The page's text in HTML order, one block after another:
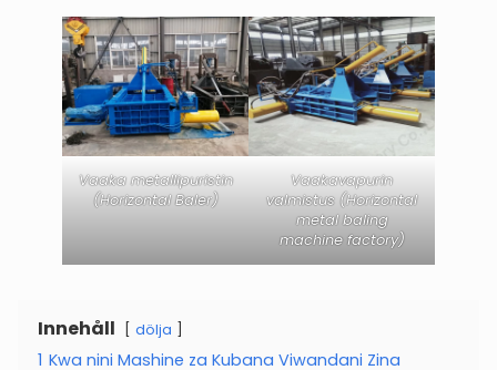
Vaaka metallipuristin
(Horizontal Baler)
Vaakavapurin
valmistus (Horizontal
metal baling
machine factory)
Innehåll dölja
1 Kwa nini Mashine za Kubana Viwandani Zina